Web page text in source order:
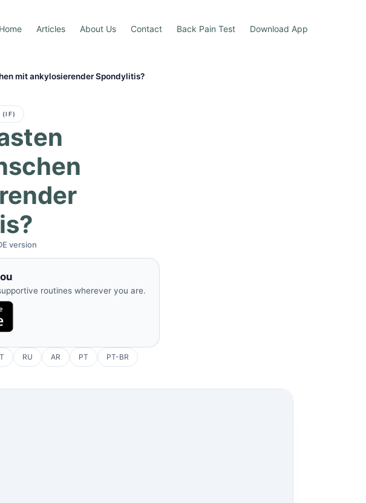
Home Articles About Us Contact Back Pain Test Download App
mit ankylosierender Spondylitis?
(IF)
version
routines wherever you are.
RU AR PT PT-BR